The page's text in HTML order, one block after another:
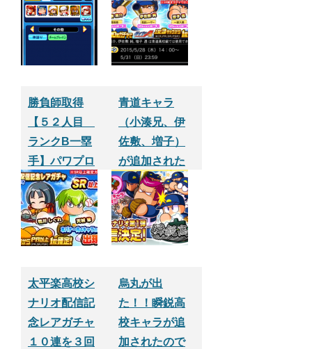
勝負師取得
【５２人目
ランクB一塁
手】パワプロ
サクセスアプ
リ
青道キャラ
（小湊兄、伊
佐敷、増子）
が追加された
ので１０連や
ってみた【パ
ワプロサクセ
スアプリ】
太平楽高校シ
ナリオ配信記
念レアガチャ
１０連を３回
烏丸が出
た！！瞬鋭高
校キャラが追
加されたので